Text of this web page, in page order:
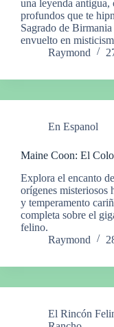
una leyenda antigua,
profundos que te
Sagrado de
envuelto en
Raymond
En Espanol
Maine Coon: El
Explora el encanto
orígenes misteriosos
y temperamento
completa sobre el
felino.
Raymond
El Rincón